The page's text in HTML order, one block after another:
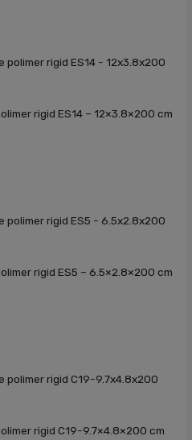
rigid ES14 – 12×3.8×200 cm
rigid ES5 – 6.5×2.8×200 cm
rigid C19-9.7×4.8×200 cm